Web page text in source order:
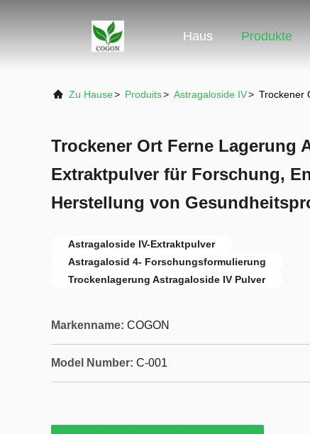
Haus Produkte
Zu Hause> Produits> Astragaloside IV> Trockener
Trockener Ort Ferne Lagerung
Extraktpulver für Forschung,
Herstellung von
Astragaloside IV-Extraktpulver
Astragalosid 4- Forschungsformulierung
Trockenlagerung Astragaloside IV Pulver
Markenname: COGON
Model Number: C-001